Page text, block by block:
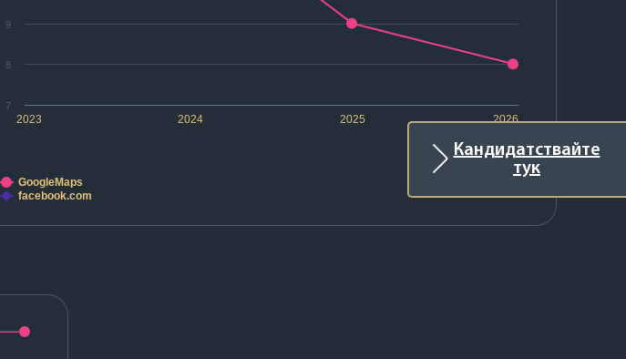
Кандидатствайте
тук
2023 2024 2025 2026
7
8
9
GoogleMaps
facebook.com